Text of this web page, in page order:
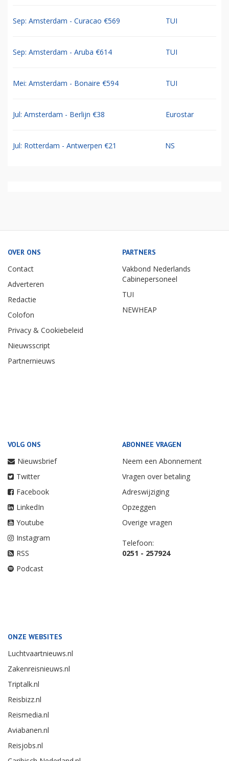
Sep: Amsterdam - Curacao €569 TUI
Sep: Amsterdam - Aruba €614 TUI
Mei: Amsterdam - Bonaire €594 TUI
Jul: Amsterdam - Berlijn €38 Eurostar
Jul: Rotterdam - Antwerpen €21 NS
OVER ONS
Contact
Adverteren
Redactie
Colofon
Privacy & Cookiebeleid
Nieuwsscript
Partnernieuws
PARTNERS
Vakbond Nederlands
Cabinepersoneel
TUI
NEWHEAP
VOLG ONS
Nieuwsbrief
Twitter
Facebook
LinkedIn
Youtube
Instagram
RSS
Podcast
ABONNEE VRAGEN
Neem een Abonnement
Vragen over betaling
Adreswijziging
Opzeggen
Overige vragen
Telefoon:
0251 - 257924
ONZE WEBSITES
Luchtvaartnieuws.nl
Zakenreisnieuws.nl
Triptalk.nl
Reisbizz.nl
Reismedia.nl
Aviabanen.nl
Reisjobs.nl